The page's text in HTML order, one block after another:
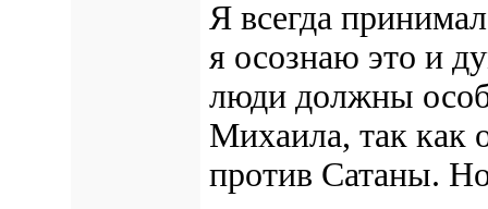
Я всегда
я осознаю это и
люди должны
Михаила, так как
против Сатаны.